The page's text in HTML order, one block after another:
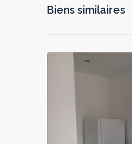
Biens similaires